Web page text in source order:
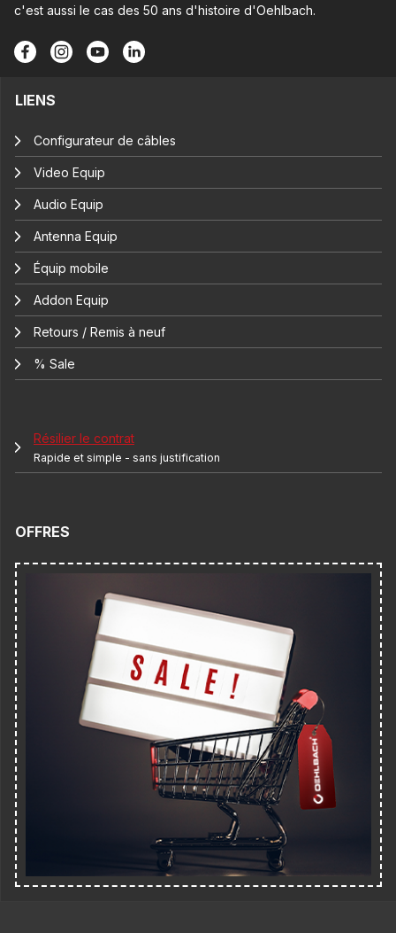
c'est aussi le cas des 50 ans d'histoire d'Oehlbach.
LIENS
Configurateur de câbles
Video Equip
Audio Equip
Antenna Equip
Équip mobile
Addon Equip
Retours / Remis à neuf
% Sale
Résilier le contrat
Rapide et simple - sans justification
OFFRES